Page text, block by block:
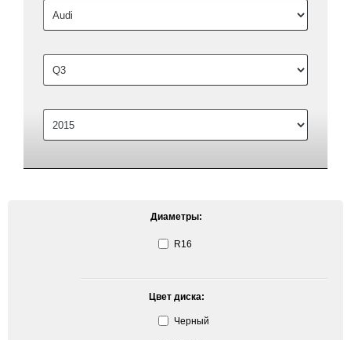
Диаметры:
R16
Цвет диска:
Черный